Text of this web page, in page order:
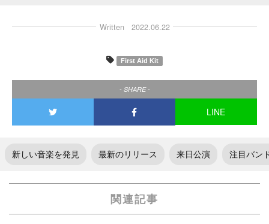
Written 2022.06.22
First Aid Kit
- SHARE -
LINE
新しい音楽を発見 最新のリリース 来日公演 注目バン
関連記事